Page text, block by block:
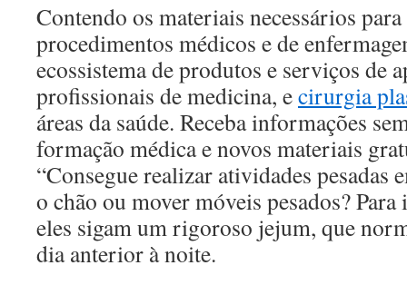
Contendo os materiais necessários
procedimentos médicos e de
ecossistema de produtos e serviços de
profissionais de medicina, ecirurgia
áreas da saúde. Receba informações
formação médica e novos materiais
“Consegue realizar atividades pesadas
o chão ou mover móveis pesados?
eles sigam um rigoroso jejum, que
dia anterior à noite.